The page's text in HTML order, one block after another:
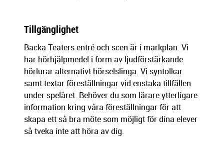
Tillgänglighet
Backa Teaters entré och scen är i markplan. Vi
har hörhjälpmedel i form av ljudförstärkande
hörlurar alternativt hörselslinga. Vi syntolkar
samt textar föreställningar vid enstaka tillfällen
under spelåret. Behöver du som lärare ytterligare
information kring våra föreställningar för att
skapa ett så bra möte som möjligt för dina elever
så tveka inte att höra av dig.